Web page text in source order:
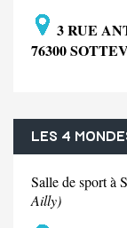
3 RUE
76300
LES 4
Salle de sport
Ailly)